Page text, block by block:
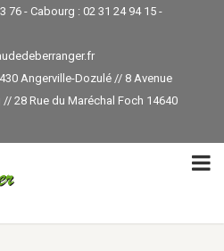
76 - Cabourg : 02 31 24 94 15 -
Angerville-Dozulé // 8 Avenue
28 Rue du Maréchal Foch 14640